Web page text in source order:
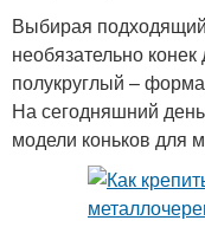
Выбирая подходящий
необязательно
полукруглый –
На сегодняшний
модели коньков для